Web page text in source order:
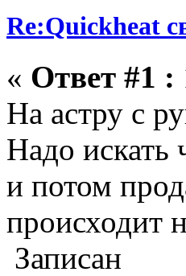
Re:Quickheat
« Ответ #1 :
На астру с
Надо искать
и потом
происходит
Записан